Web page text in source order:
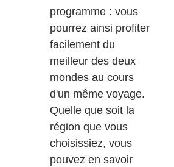
programme : vous
pourrez ainsi profiter
facilement du
meilleur des deux
mondes au cours
d'un même voyage.
Quelle que soit la
région que vous
choisissiez, vous
pouvez en savoir